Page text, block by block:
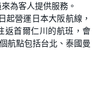
為客人提供服務。
起營運日本大阪航線，
返首爾仁川的航班，會
航點包括台北、泰國曼